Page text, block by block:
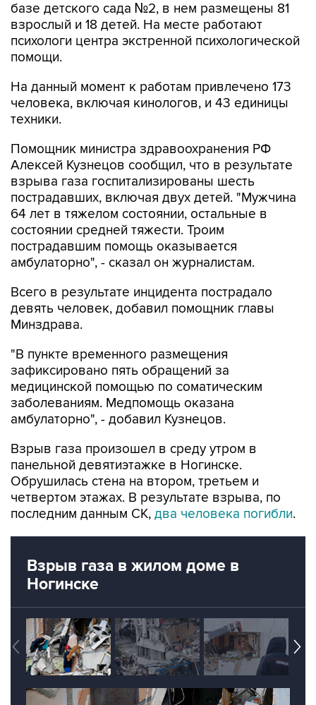
базе детского сада №2, в нем размещены 81
взрослый и 18 детей. На месте работают
психологи центра экстренной психологической
помощи.
На данный момент к работам привлечено 173
человека, включая кинологов, и 43 единицы
техники.
Помощник министра здравоохранения РФ
Алексей Кузнецов сообщил, что в результате
взрыва газа госпитализированы шесть
пострадавших, включая двух детей. "Мужчина
64 лет в тяжелом состоянии, остальные в
состоянии средней тяжести. Троим
пострадавшим помощь оказывается
амбулаторно", - сказал он журналистам.
Всего в результате инцидента пострадало
девять человек, добавил помощник главы
Минздрава.
"В пункте временного размещения
зафиксировано пять обращений за
медицинской помощью по соматическим
заболеваниям. Медпомощь оказана
амбулаторно", - добавил Кузнецов.
Взрыв газа произошел в среду утром в
панельной девятиэтажке в Ногинске.
Обрушилась стена на втором, третьем и
четвертом этажах. В результате взрыва, по
последним данным СК, два человека погибли.
Взрыв газа в жилом доме в
Ногинске